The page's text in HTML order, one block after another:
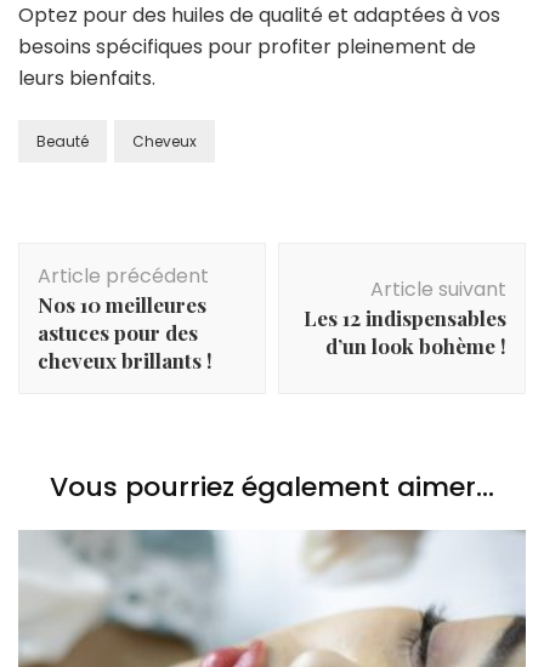
Optez pour des huiles de qualité et adaptées à vos
besoins spécifiques pour profiter pleinement de
leurs bienfaits.
Beauté Cheveux
d'article
Article précédent
Nos 10 meilleures
astuces pour des
cheveux brillants !
Article suivant
Les 12 indispensables
d’un look bohème !
Vous pourriez également aimer...